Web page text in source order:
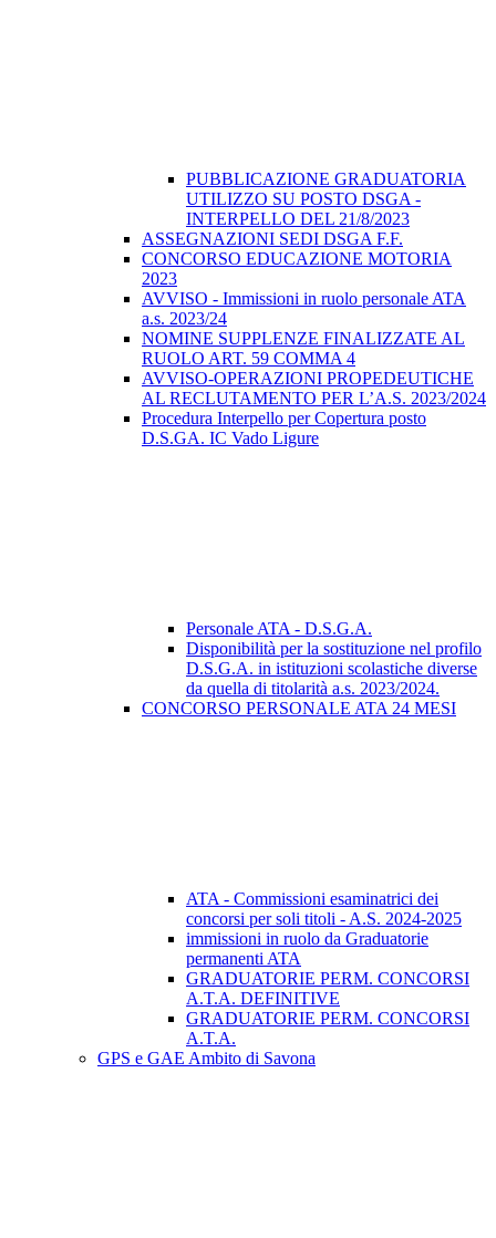
PUBBLICAZIONE GRADUATORIA
UTILIZZO SU POSTO DSGA -
INTERPELLO DEL 21/8/2023
ASSEGNAZIONI SEDI DSGA F.F.
CONCORSO EDUCAZIONE MOTORIA
2023
AVVISO - Immissioni in ruolo personale ATA
a.s. 2023/24
NOMINE SUPPLENZE FINALIZZATE AL
RUOLO ART. 59 COMMA 4
AVVISO-OPERAZIONI PROPEDEUTICHE
AL RECLUTAMENTO PER L’A.S. 2023/2024
Procedura Interpello per Copertura posto
D.S.GA. IC Vado Ligure
Personale ATA - D.S.G.A.
Disponibilità per la sostituzione nel profilo
D.S.G.A. in istituzioni scolastiche diverse
da quella di titolarità a.s. 2023/2024.
CONCORSO PERSONALE ATA 24 MESI
ATA - Commissioni esaminatrici dei
concorsi per soli titoli - A.S. 2024-2025
immissioni in ruolo da Graduatorie
permanenti ATA
GRADUATORIE PERM. CONCORSI
A.T.A. DEFINITIVE
GRADUATORIE PERM. CONCORSI
A.T.A.
GPS e GAE Ambito di Savona